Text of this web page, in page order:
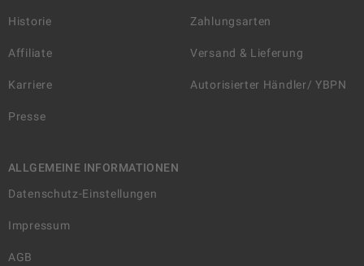
Historie
Affiliate
Karriere
Presse
Zahlungsarten
Versand & Lieferung
Autorisierter Händler/ YBPN
ALLGEMEINE INFORMATIONEN
Datenschutz-Einstellungen
Impressum
AGB